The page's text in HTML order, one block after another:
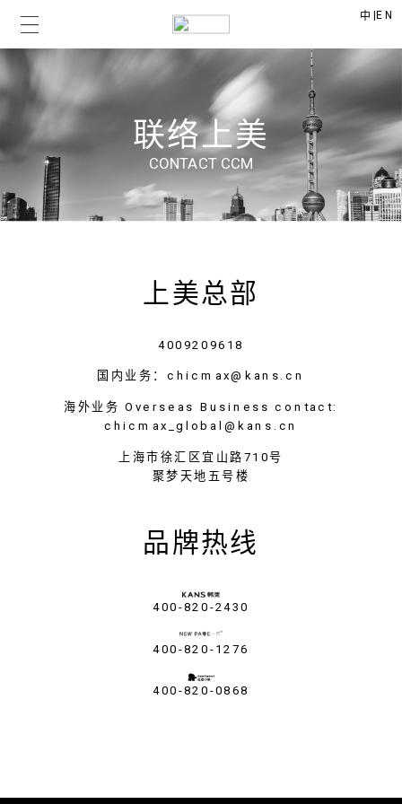
中 |EN
联络上美
CONTACT CCM
上美总部
4009209618
国内业务：chicmax@kans.cn
海外业务 Overseas Business contact:
chicmax_global@kans.cn
上海市徐汇区宜山路710号
聚梦天地五号楼
品牌热线
400-820-2430
400-820-1276
400-820-0868